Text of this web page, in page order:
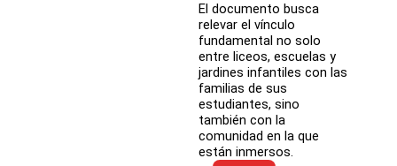
El documento busca
relevar el vínculo
fundamental no solo
entre liceos, escuelas y
jardines infantiles con las
familias de sus
estudiantes, sino
también con la
comunidad en la que
están inmersos.